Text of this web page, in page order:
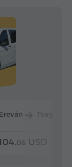
Ereván
06 USD